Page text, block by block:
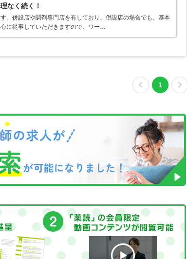
なく続く！
。併設店や調剤専門店を有しており、併設店の場合でも、基本
に従事していただきますので、ワー…
1